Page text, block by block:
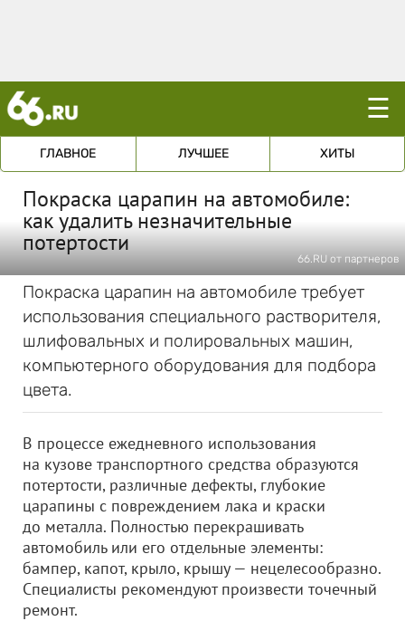
☰
ГЛАВНОЕ ЛУЧШЕЕ ХИТЫ
Покраска царапин на автомобиле:
как удалить незначительные
потертости
66.RU от партнеров
Покраска царапин на автомобиле требует
использования специального растворителя,
шлифовальных и полировальных машин,
компьютерного оборудования для подбора
цвета.
В процессе ежедневного использования
на кузове транспортного средства образуются
потертости, различные дефекты, глубокие
царапины с повреждением лака и краски
до металла. Полностью перекрашивать
автомобиль или его отдельные элементы:
бампер, капот, крыло, крышу — нецелесообразно.
Специалисты рекомендуют произвести точечный
ремонт.